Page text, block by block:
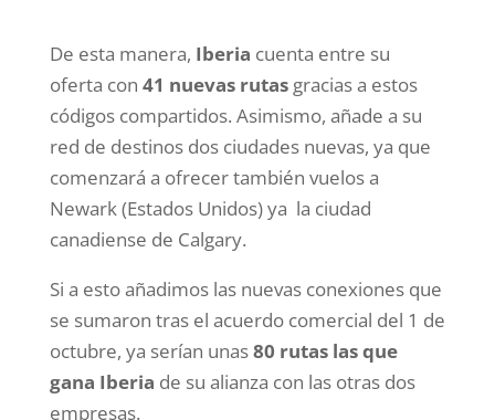
De esta manera, Iberia cuenta entre su
oferta con 41 nuevas rutasgracias a estos
códigos compartidos. Asimismo, añade a su
red de destinos dos ciudades nuevas, ya que
comenzará a ofrecer también vuelos a
Newark (Estados Unidos) ya la ciudad
canadiense de Calgary.
Si a esto añadimos las nuevas conexiones que
se sumaron tras el acuerdo comercial del 1 de
octubre, ya serían unas80 rutas las que
gana Iberia de su alianza con las otras dos
empresas.